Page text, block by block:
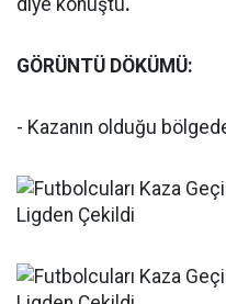
diye konuştu.
GÖRÜNTÜ DÖKÜMÜ:
- Kazanın olduğu